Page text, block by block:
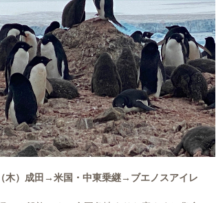
木）成田→米国・中東乗継→ブエノスアイレ